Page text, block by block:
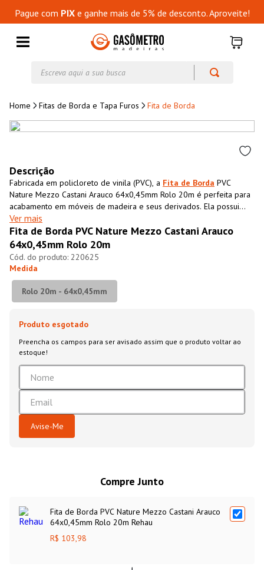
Pague com PIXe ganhe mais de 5% de desconto. Aproveite!
Fitas de Borda e Tapa Furos Fita de Borda
Descrição
Fabricada em policloreto de vinila (PVC), a Fita de Borda PVC
Nature Mezzo Castani Arauco 64x0,45mm Rolo 20m é perfeita para
acabamento em móveis de madeira e seus derivados. Ela possui
textura impressa semelhante ao MDF, que além de conferir
acabamento superior ao móvel também impermeabiliza o material,
aumentando sua resistência e durabilidade.
Ver mais
Fita de Borda PVC Nature Mezzo Castani Arauco
64x0,45mm Rolo 20m
220625
Medida
Rolo 20m - 64x0,45mm
Compre Junto
Fita de Borda PVC Nature Mezzo Castani Arauco
64x0,45mm Rolo 20m Rehau
R$ 103,98